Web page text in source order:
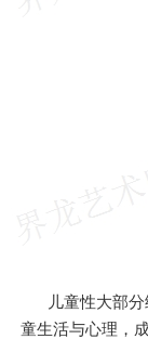
儿童性大部
童生活与心理，